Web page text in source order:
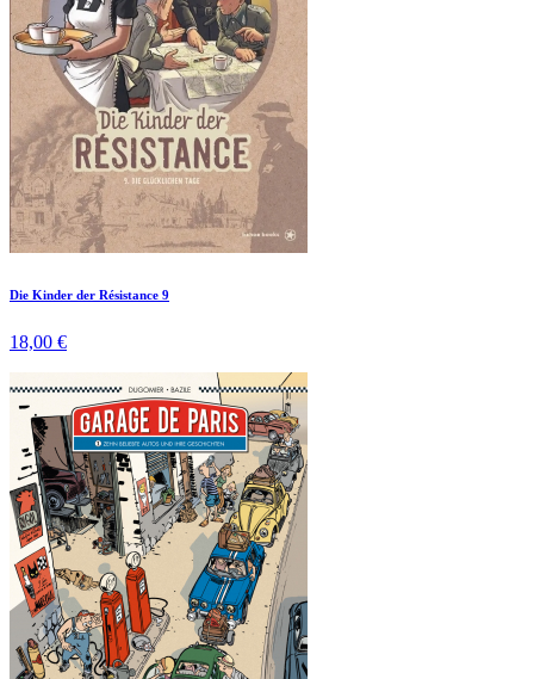
Die Kinder der Résistance 9
18,00 €